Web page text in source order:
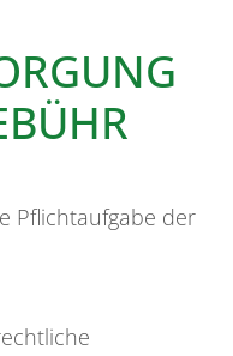
Pflichtaufgabe der